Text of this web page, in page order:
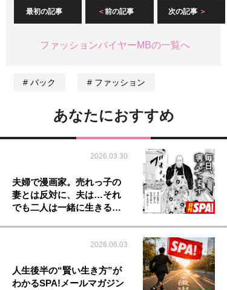
最初の記事 前の記事 次の記事
ファッションバイヤーMBの一覧へ
バック ファッション
あなたにおすすめ
2026.03.30
夫婦で漫画家。売れっ子の
妻とは反対に、夫は…それ
でも二人は一緒に生きる…
2026.06.03
人生後半の“賢い生き方”が
わかるSPA!メールマガジン